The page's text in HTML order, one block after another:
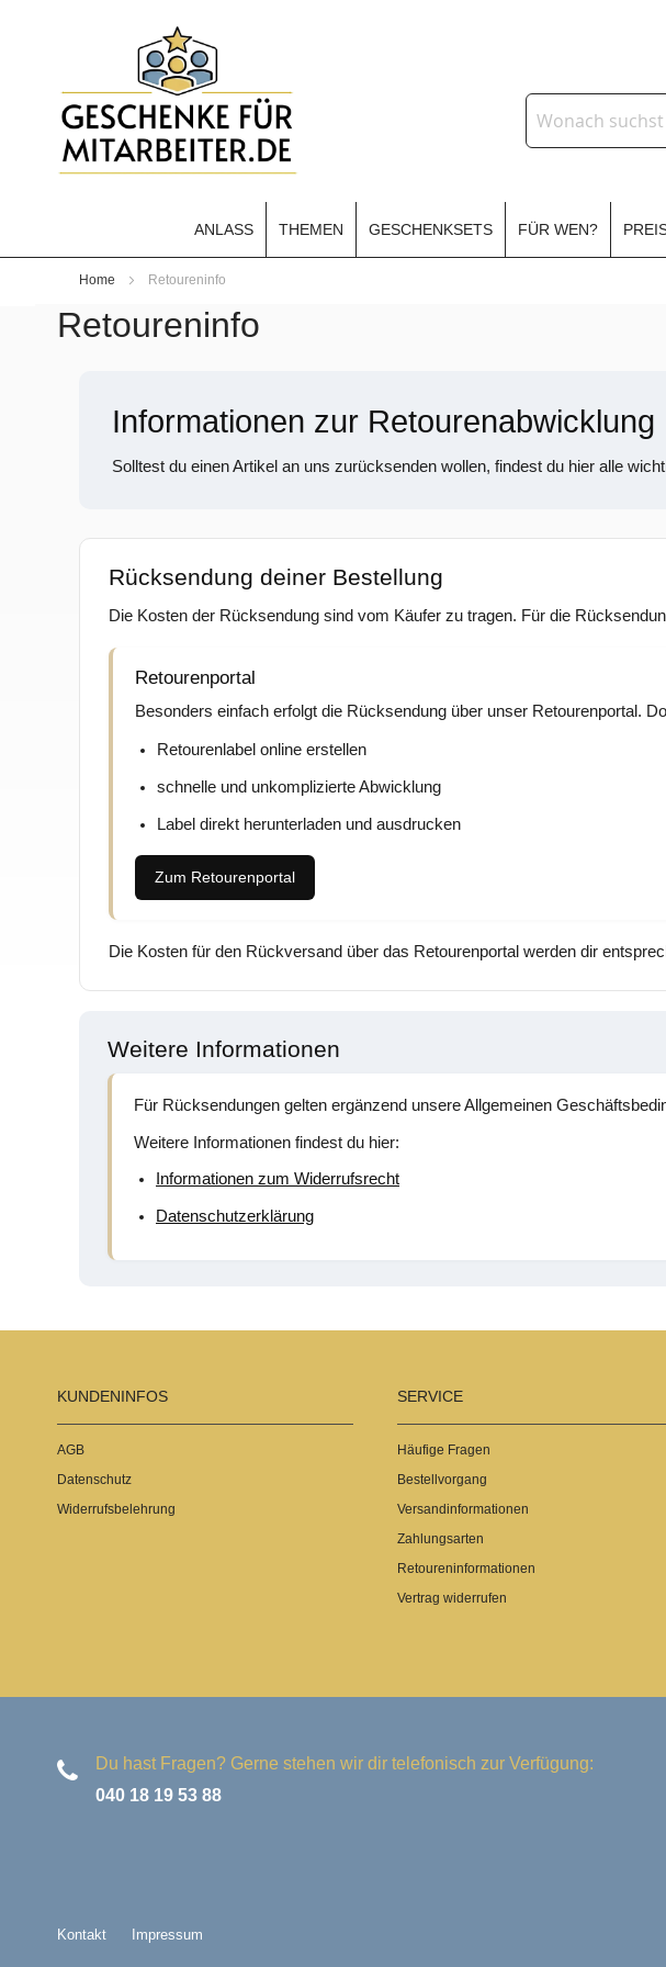
ANLASS THEMEN GESCHENKSETS FÜR WEN?
Home Retoureninfo
Retoureninfo
Informationen zur Retourenabwicklung
Solltest du einen Artikel an uns zurücksenden wollen, findest du hier alle
Rücksendung deiner Bestellung
Die Kosten der Rücksendung sind vom Käufer zu tragen. Für die
Retourenportal
Besonders einfach erfolgt die Rücksendung über unser Retourenportal.
Retourenlabel online erstellen
schnelle und unkomplizierte Abwicklung
Label direkt herunterladen und ausdrucken
Zum Retourenportal
Die Kosten für den Rückversand über das Retourenportal werden dir
Weitere Informationen
Für Rücksendungen gelten ergänzend unsere Allgemeinen
Weitere Informationen findest du hier:
Informationen zum Widerrufsrecht
Datenschutzerklärung
KUNDENINFOS
AGB
Datenschutz
Widerrufsbelehrung
SERVICE
Häufige Fragen
Bestellvorgang
Versandinformationen
Zahlungsarten
Retoureninformationen
Vertrag widerrufen
Du hast Fragen? Gerne stehen wir dir telefonisch zur Verfügung:
040 18 19 53 88
Kontakt Impressum